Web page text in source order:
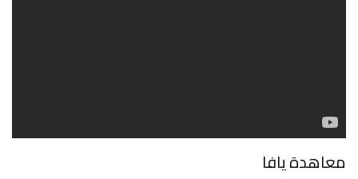
معاهدة يافا